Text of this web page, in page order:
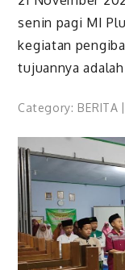
senin pagi MI
kegiatan
tujuannya
Category: BERITA